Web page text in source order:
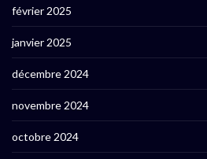
février 2025
janvier 2025
décembre 2024
novembre 2024
octobre 2024